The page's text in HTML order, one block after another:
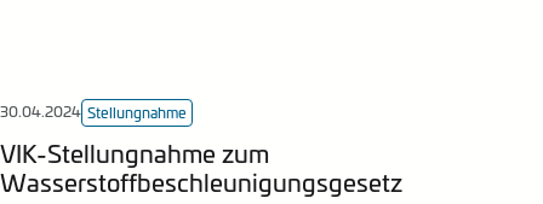
30.04.2024 Stellungnahme
VIK-Stellungnahme zum
Wasserstoffbeschleunigungsgesetz